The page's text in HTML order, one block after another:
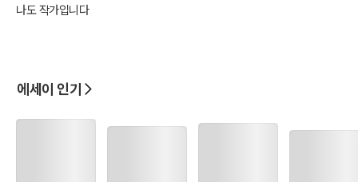
나도 작가입니다
에세이 인기